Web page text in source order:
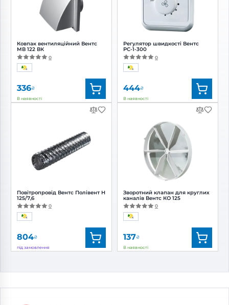
Ковпак вентиляційний Вентс
МВ 122 ВК
0
336₴
В наявності
Вентс
120 мм
Повітропровід Вентс Полівент Н
125/7,6
0
804₴
під замовлення
Артикул: 0000228295
Діаметр:
125 мм
Регулятор швидкості Вентс
РС-1-300
0
444₴
В наявності
Вентс
Артикул: 0000228379
Зворотний клапан для круглих
каналів Вентс КО 125
0
137₴
В наявності
Артикул:0000227664
Діаметр:
125 мм